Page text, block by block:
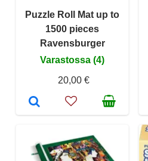
Puzzle Roll Mat up to
1500 pieces
Ravensburger
Varastossa (4)
20,00 €